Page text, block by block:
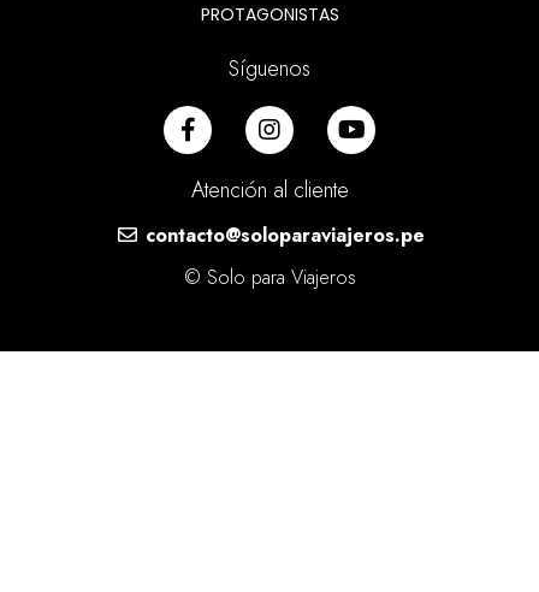
PROTAGONISTAS
Síguenos
Atención al cliente
contacto@soloparaviajeros.pe
© Solo para Viajeros